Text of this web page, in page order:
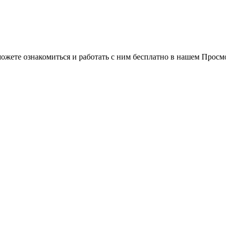
ознакомиться и работать с ним бесплатно в нашем